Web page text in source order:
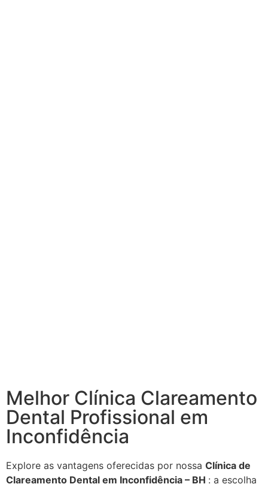
Melhor Clínica Clareamento
Dental Profissional em
Inconfidência
Explore as vantagens oferecidas por nossa Clínica de
Clareamento Dental em Inconfidência – BH : a escolha